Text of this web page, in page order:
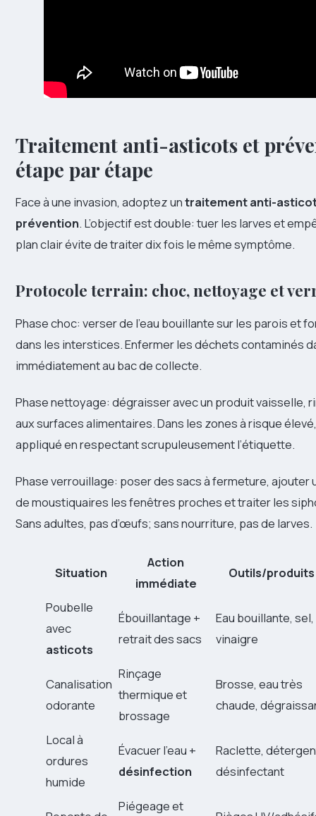
Traitement anti-asticots et
étape par étape
Face à une invasion, adoptez untraitement anti-
prévention. L’objectif est double: tuer les larves et
plan clair évite de traiter dix fois le même symptôme.
Protocole terrain: choc, nettoyage et
Phase choc: verser de l’eau bouillante sur les parois et
dans les interstices. Enfermer les déchets contaminés
immédiatement au bac de collecte.
Phase nettoyage: dégraisser avec un produit vaisselle,
aux surfaces alimentaires. Dans les zones à risque
appliqué en respectant scrupuleusement l’étiquette.
Phase verrouillage: poser des sacs à fermeture,
de moustiquaires les fenêtres proches et traiter les
Sans adultes, pas d’œufs; sans nourriture, pas de larves.
Situation
Action
immédiate
Outils/produits
Poubelle
avec
asticots
Ébouillantage +
retrait des sacs
Eau bouillante, sel,
vinaigre
Canalisation
odorante
Rinçage
thermique et
brossage
Brosse, eau très
chaude,
Local à
ordures
humide
Évacuer l’eau +
désinfection
Raclette,
désinfectant
Piégeage et